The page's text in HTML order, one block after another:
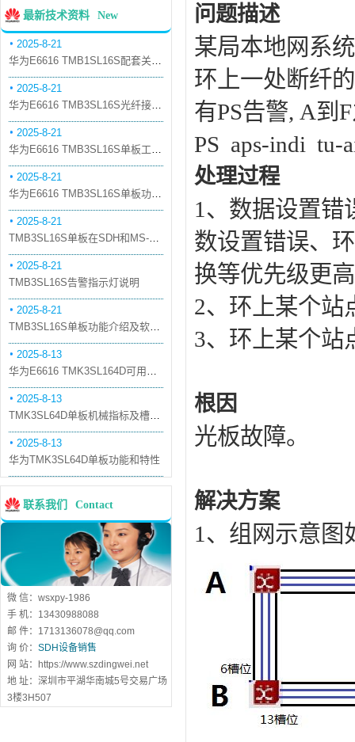
最新技术资料 New
2025-8-21
华为E6616 TMB1SL16S配套关系和替代关系
2025-8-21
华为E6616 TMB3SL16S光纤接口板槽位占用介绍
2025-8-21
华为E6616 TMB3SL16S单板工作原理和信号流
2025-8-21
华为E6616 TMB3SL16S单板功能和机械指标
2025-8-21
TMB3SL16S单板在SDH和MS-OTN模式下的应用
2025-8-21
TMB3SL16S告警指示灯说明
2025-8-21
TMB3SL16S单板功能介绍及软件配套
2025-8-13
华为E6616 TMK3SL164D可用万兆光模块
2025-8-13
TMK3SL64D单板机械指标及槽位介绍
2025-8-13
华为TMK3SL64D单板功能和特性
联系我们 Contact
微 信：wsxpy-1986
手 机：13430988088
邮 件：1713136078@qq.com
询 价： SDH设备销售
网 站：https://www.szdingwei.net
地 址：深圳市平湖华南城5号交易广场
3楼3H507
问题描述
某局本地网系
环上一处断纤
有PS告警, A到
PS aps-indi tu-
处理过程
1、数据设置错
数设置错误、
换等优先级更
2、环上某个站
3、环上某个站
根因
光板故障。
解决方案
1、组网示意图